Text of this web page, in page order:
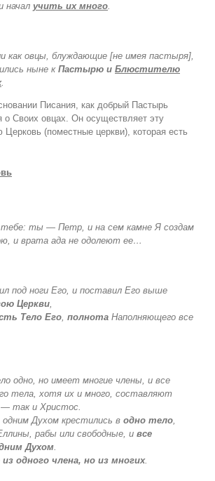
начал учить их много.
как овцы, блуждающие [не имея пастыря],
ныне кПастырю и Блюстителю
.
Писания, как добрый Пастырь
о Своих овцах. Он осуществляет эту
Церковь (поместные церкви), которая есть
тебе: ты — Петр, и на сем камне Я создам
и врата ада не одолеют ее…
под ноги Его, и поставил Его выше
Церкви,
Тело Его, полнотаНаполняющего все
одно, но имеет многие члены, и все
тела, хотя их и много, составляют
так и Христос.
Духом крестились в одно тело,
рабы или свободные, и все
Духом.
из одного члена, но из многих.